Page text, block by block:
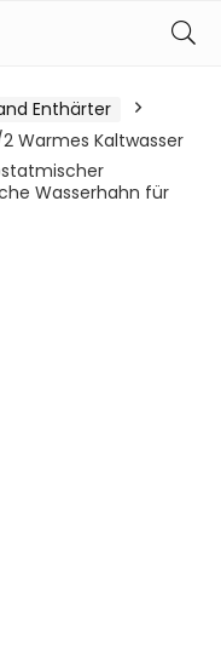
Enthärter
2 Warmes Kaltwasser
Wasserhahn für